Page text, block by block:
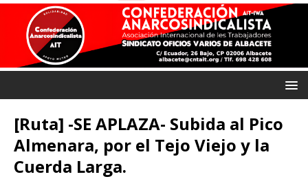
[Ruta] -SE APLAZA- Subida al Pico
Almenara, por el Tejo Viejo y la
Cuerda Larga.